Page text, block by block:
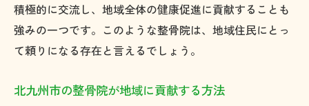
積極的に交流し、地域全体の健康促進に貢献することも
強みの一つです。このような整骨院は、地域住民にとっ
て頼りになる存在と言えるでしょう。
北九州市の整骨院が地域に貢献する方法